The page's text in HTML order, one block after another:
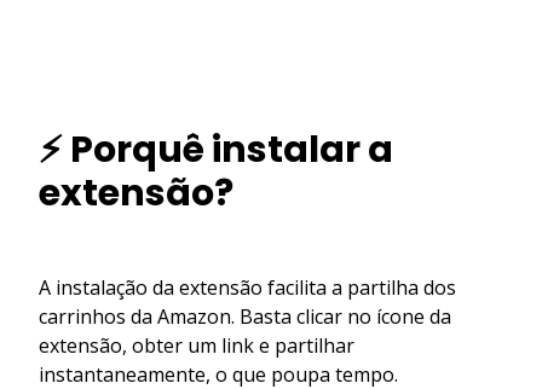
⚡ Porquê instalar a
extensão?
A instalação da extensão facilita a partilha dos
carrinhos da Amazon. Basta clicar no ícone da
extensão, obter um link e partilhar
instantaneamente, o que poupa tempo.